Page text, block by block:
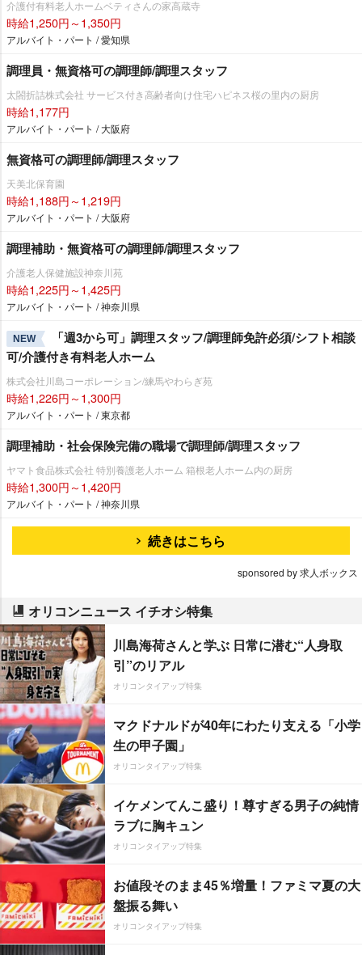
介護付有料老人ホームベティさんの家高蔵寺
時給1,250円～1,350円
アルバイト・パート / 愛知県
調理員・無資格可の調理師/調理スタッフ
太閤折詰株式会社 サービス付き高齢者向け住宅ハピネス桜の里内の厨房
時給1,177円
アルバイト・パート / 大阪府
無資格可の調理師/調理スタッフ
天美北保育園
時給1,188円～1,219円
アルバイト・パート / 大阪府
調理補助・無資格可の調理師/調理スタッフ
介護老人保健施設神奈川苑
時給1,225円～1,425円
アルバイト・パート / 神奈川県
NEW
「週3から可」調理スタッフ/調理師免許必須/シフト相談
可/介護付き有料老人ホーム
株式会社川島コーポレーション/練馬やわらぎ苑
時給1,226円～1,300円
アルバイト・パート / 東京都
調理補助・社会保険完備の職場で調理師/調理スタッフ
ヤマト食品株式会社 特別養護老人ホーム 箱根老人ホーム内の厨房
時給1,300円～1,420円
アルバイト・パート / 神奈川県
続きはこちら
sponsored by 求人ボックス
オリコンニュース イチオシ特集
川島海荷さんと学ぶ 日常に潜む“人身取
引”のリアル
オリコンタイアップ特集
マクドナルドが40年にわたり支える「小学
生の甲子園」
オリコンタイアップ特集
イケメンてんこ盛り！尊すぎる男子の純情
ラブに胸キュン
オリコンタイアップ特集
お値段そのまま45％増量！ファミマ夏の大
盤振る舞い
オリコンタイアップ特集